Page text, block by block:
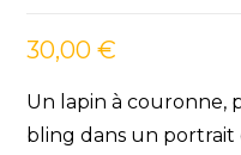
30,00€
Un lapin à couronne,
bling dans un portrait